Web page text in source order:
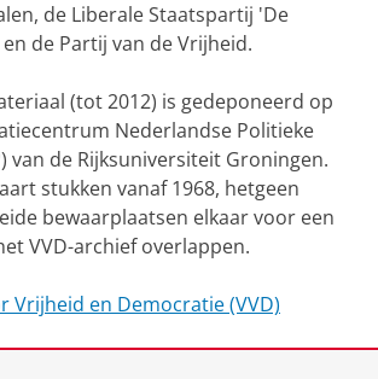
de Liberale Staatspartij 'De
de Partij van de Vrijheid.
(tot 2012) is gedeponeerd op
Nederlandse Politieke
van de Rijksuniversiteit Groningen.
stukken vanaf 1968, hetgeen
bewaarplaatsen elkaar voor een
VVD-archief overlappen.
Vrijheid en Democratie (VVD)